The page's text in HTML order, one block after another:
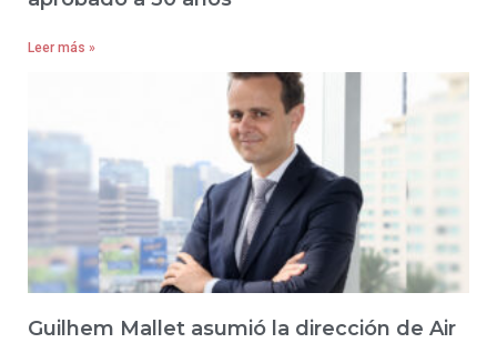
Leer más »
Guilhem Mallet asumió la dirección de Air